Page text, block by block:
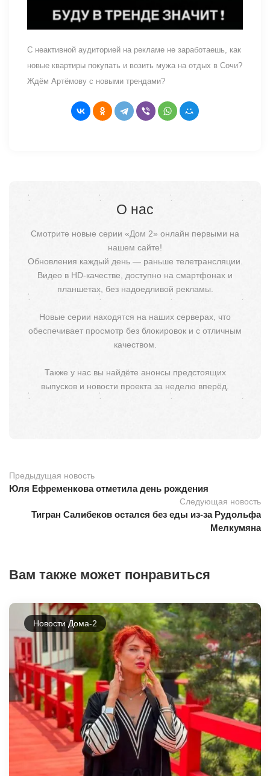
С неактивной аудиторией на рекламе не заработаешь, как
новые квартиры покупать и возить мужа на отдых в Сочи?
Ждём Артёмову с новыми трендами?
О нас
Смотрите новые серии «Дом 2» онлайн первыми на
нашем сайте!
Обновления каждый день — раньше телетрансляции.
Видео в HD-качестве, доступно на смартфонах и
планшетах, без надоедливой рекламы.
Новые серии находятся на наших серверах, что
обеспечивает просмотр без блокировок и с отличным
качеством.
Также у нас вы найдёте анонсы предстоящих
выпусков и новости проекта за неделю вперёд.
Предыдущая новость
Юля Ефременкова отметила день рождения
Следующая новость
Тигран Салибеков остался без еды из-за Рудольфа
Мелкумяна
Вам также может понравиться
Новости Дома-2